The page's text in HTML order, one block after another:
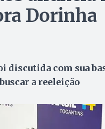
Dorinha
com sua
a reeleição